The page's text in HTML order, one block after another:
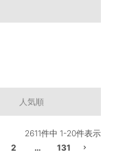
人気順
2611件中 1-20件表示
2 … 131